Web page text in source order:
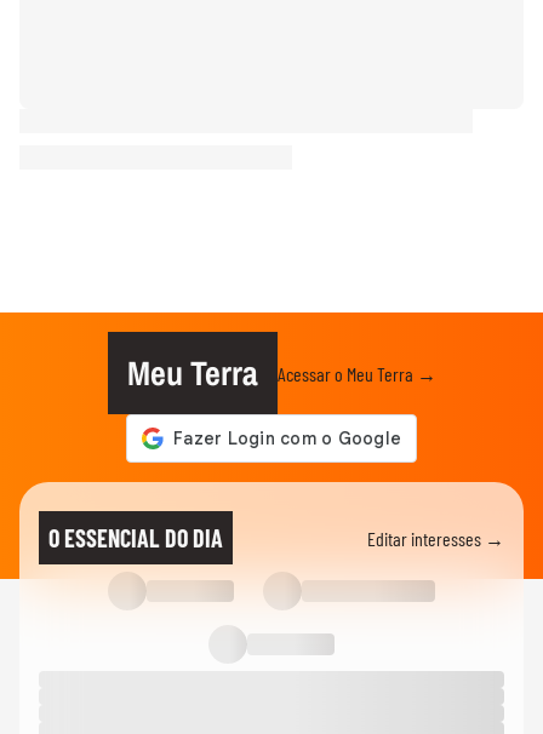
Meu Terra Acessar o Meu Terra →
O ESSENCIAL DO DIA Editar interesses →